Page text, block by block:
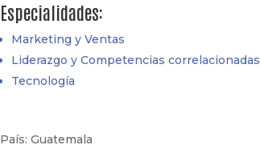
Especialidades:
Marketing y Ventas
Liderazgo y Competencias correlacionadas
Tecnología
País:Guatemala